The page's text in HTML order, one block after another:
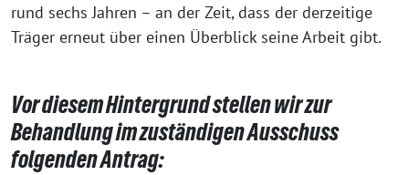
rund sechs Jahren – an der Zeit, dass der derzeitige
Träger erneut über einen Überblick seine Arbeit gibt.
Vor diesem Hintergrund stellen wir zur
Behandlung im zuständigen Ausschuss
folgenden Antrag: